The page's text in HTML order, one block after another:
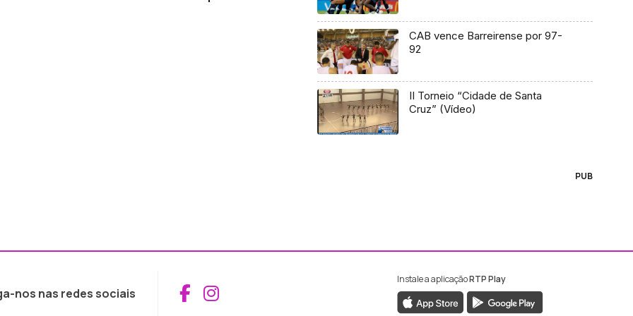
CAB vence Barreirense por 97-
92
II Torneio “Cidade de Santa
Cruz” (Vídeo)
PUB
nos nas redes sociais Aceder ao Facebook da RTP Madeira
Aceder ao Instagram da RTP Madeira
Instale a aplicaçãoRTP Play